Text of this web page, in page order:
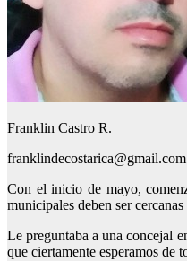
Franklin Castro R.
franklindecostarica@gmail.com
Con el inicio de mayo,
municipales deben ser
Le preguntaba a una concejal
que ciertamente esperamos de